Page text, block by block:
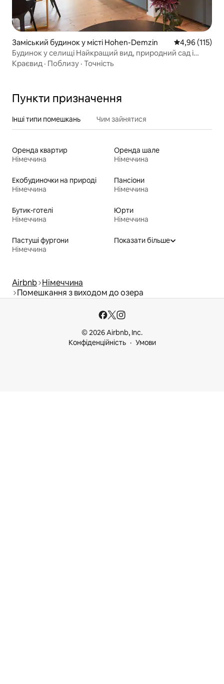
Заміський будинок у місті Hohen-Demzin Середня
4,96 (115)
Будинок у селищі Найкращий вид, природний сад і
сауна
Краєвид · Поблизу · Точність
Пункти призначення
Інші типи помешкань Чим зайнятися
Оренда квартир
Німеччина
Оренда шале
Німеччина
Екобудиночки на природі
Німеччина
Пансіони
Німеччина
Бутик-готелі
Німеччина
Юрти
Німеччина
Пастуші фургони
Німеччина
Показати більше
Airbnb Німеччина
Помешкання з виходом до озера
© 2026 Airbnb, Inc.
Конфіденційність
Умови